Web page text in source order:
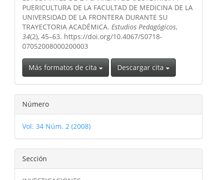
PUERICULTURA DE LA FACULTAD DE MEDICINA DE LA
UNIVERSIDAD DE LA FRONTERA DURANTE SU
TRAYECTORIA ACADÉMICA. Estudios Pedagógicos,
34(2), 45–63. https://doi.org/10.4067/S0718-
07052008000200003
Más formatos de cita Descargar cita
Número
Vol. 34 Núm. 2 (2008)
Sección